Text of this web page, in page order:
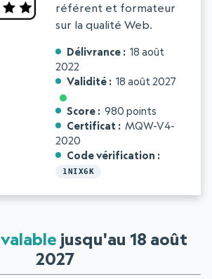
référent et formateur
sur la qualité Web.
Délivrance
18 août
2022
Validité
18 août 2027
Score
980 points
Certificat
MQW-V4-
2020
Code vérification
1NIX6K
valable jusqu'au 18 août
2027